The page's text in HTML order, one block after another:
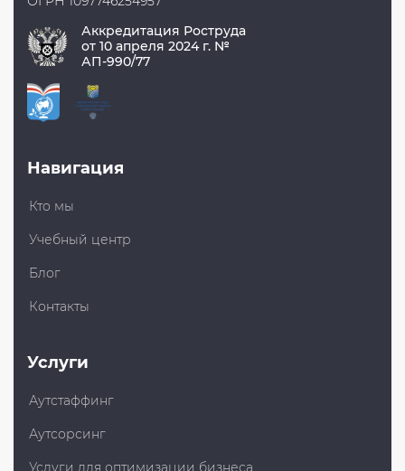
Аккредитация Роструда
от 10 апреля 2024 г. №
АП-990/77
Навигация
Кто мы
Учебный центр
Блог
Контакты
Услуги
Аутстаффинг
Аутсорсинг
Услуги для оптимизации бизнеса